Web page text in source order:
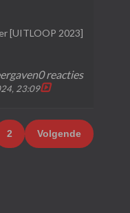
[UITLOOP 2023]
0 reacties
23:09
2 Volgende